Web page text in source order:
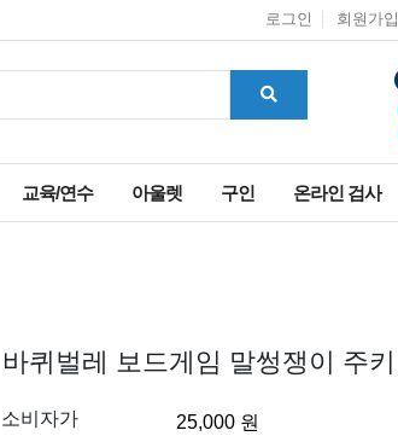
로그인 회원가입
교육/연수 아울렛 구인 온라인 검사
바퀴벌레 보드게임 말썽쟁이 주키
소비자가